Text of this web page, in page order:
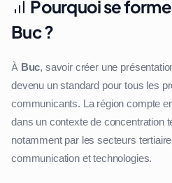
Pourquoi se
Buc ?
À Buc, savoir créer une
devenu un standard pour tous les
communicants. La région compte
dans un contexte de concentration
notamment par les secteurs
communication et technologies.